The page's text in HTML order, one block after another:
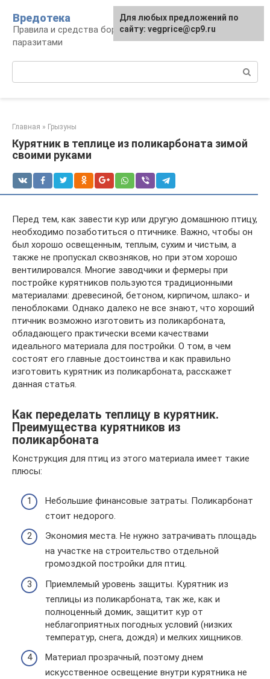
контенту
Вредотека
Правила и средства борьбы с вредителями и
паразитами
Главная » Грызуны
Курятник в теплице из поликарбоната зимой
своими руками
Перед тем, как завести кур или другую домашнюю птицу,
необходимо позаботиться о птичнике. Важно, чтобы он
был хорошо освещенным, теплым, сухим и чистым, а
также не пропускал сквозняков, но при этом хорошо
вентилировался. Многие заводчики и фермеры при
постройке курятников пользуются традиционными
материалами: древесиной, бетоном, кирпичом, шлако- и
пеноблоками. Однако далеко не все знают, что хороший
птичник возможно изготовить из поликарбоната,
обладающего практически всеми качествами
идеального материала для постройки. О том, в чем
состоят его главные достоинства и как правильно
изготовить курятник из поликарбоната, расскажет
данная статья.
Как переделать теплицу в курятник.
Преимущества курятников из
поликарбоната
Конструкция для птиц из этого материала имеет такие
плюсы:
Небольшие финансовые затраты. Поликарбонат
стоит недорого.
Экономия места. Не нужно затрачивать площадь
на участке на строительство отдельной
громоздкой постройки для птиц.
Приемлемый уровень защиты. Курятник из
теплицы из поликарбоната, так же, как и
полноценный домик, защитит кур от
неблагоприятных погодных условий (низких
температур, снега, дождя) и мелких хищников.
Материал прозрачный, поэтому днем
искусственное освещение внутри курятника не
Для любых предложений по
сайту: vegprice@cp9.ru